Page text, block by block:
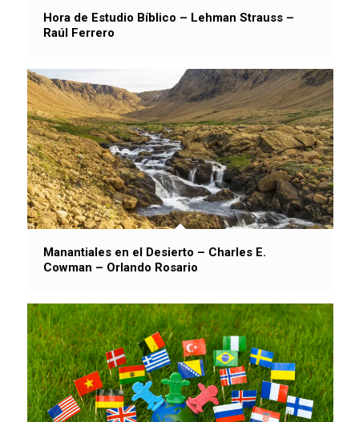
Hora de Estudio Bíblico – Lehman Strauss –
Raúl Ferrero
Manantiales en el Desierto – Charles E.
Cowman – Orlando Rosario